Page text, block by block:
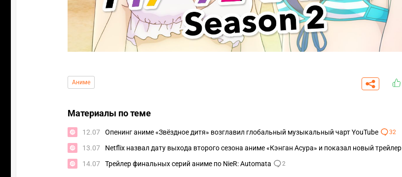
Аниме
Материалы по теме
12.07 Опенинг аниме «Звёздное дитя» возглавил глобальный музыкальный чарт YouTube 32
13.07 Netflix назвал дату выхода второго сезона аниме «Кэнган Асура» и показал новый трейлер
14.07 Трейлер финальных серий аниме по NieR: Automata 2